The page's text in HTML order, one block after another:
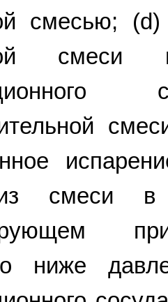
смесью; (d)
смеси
смеси в
ниже